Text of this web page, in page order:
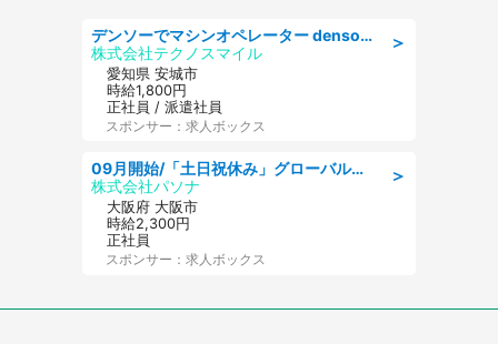
＞
デンソーでマシンオペレーター denso aichi
株式会社テクノスマイル
愛知県 安城市
時給1,800円
正社員 / 派遣社員
スポンサー：求人ボックス
＞
09月開始/「土日祝休み」グローバル企業での産業保健のお仕事/保健師/高時給/残業なし/服装自由
株式会社パソナ
大阪府 大阪市
時給2,300円
正社員
スポンサー：求人ボックス